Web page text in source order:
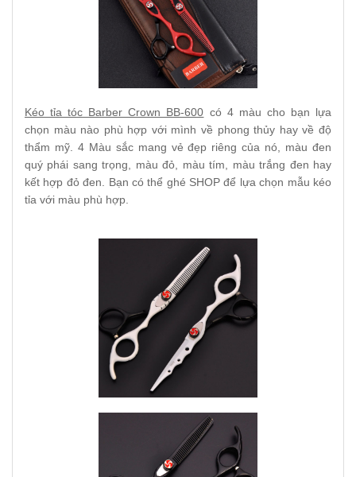
Kéo tỉa tóc Barber Crown BB-600 có 4 màu cho bạn lựa
chọn màu nào phù hợp với mình về phong thủy hay về độ
thẩm mỹ. 4 Màu sắc mang vẻ đẹp riêng của nó, màu đen
quý phái sang trọng, màu đỏ, màu tím, màu trắng đen hay
kết hợp đỏ đen. Bạn có thể ghé SHOP để lựa chọn mẫu kéo
tỉa với màu phù hợp.